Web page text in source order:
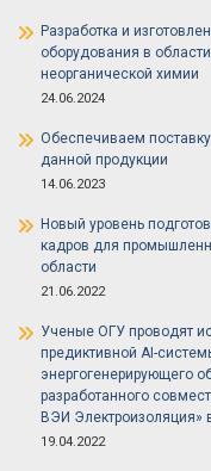
Разработка и
оборудования в
неорганической химии
24.06.2024
Обеспечиваем
данной продукции
14.06.2023
Новый уровень
кадров для
области
21.06.2022
Ученые ОГУ проводят
предиктивной AI-
энергогенерирующего
разработанного
ВЭИ
19.04.2022